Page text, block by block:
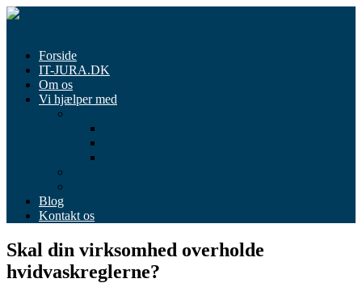
Spring
Forside
IT-JURA.DK
Om os
Vi hjælper med
Blog
Kontakt os
Skal din virksomhed overholde
hvidvaskreglerne?